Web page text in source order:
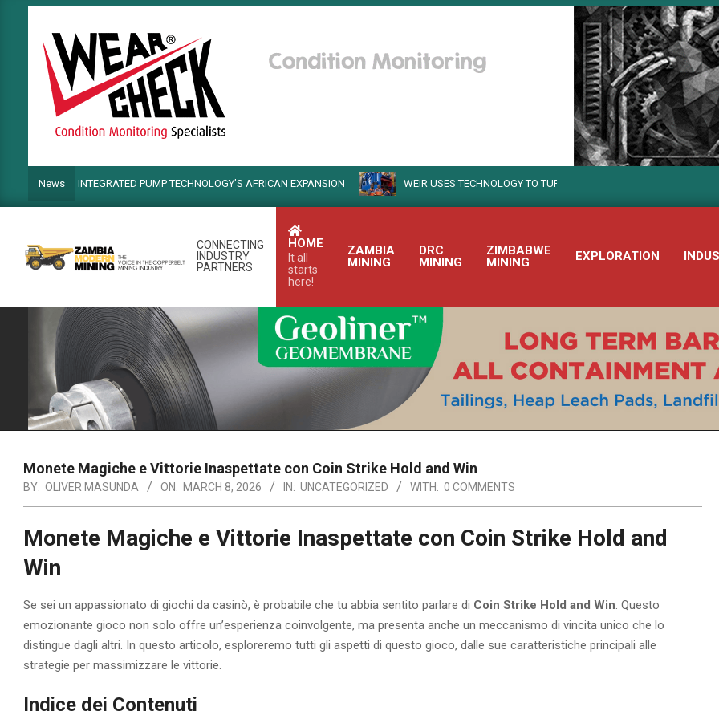
News
INTEGRATED PUMP TECHNOLOGY’S AFRICAN EXPANSION WEIR USES TECHNOLOGY TO TURN SUSTAINABLE MINING INTO REALITY
CONNECTING
INDUSTRY
PARTNERS
HOME
It all
starts
here!
ZAMBIA
MINING
DRC
MINING
ZIMBABWE
MINING
EXPLORATION
Monete Magiche e Vittorie Inaspettate con Coin Strike Hold and Win
BY: OLIVER MASUNDA ON: MARCH 8, 2026 IN: UNCATEGORIZED WITH: 0 COMMENTS
Monete Magiche e Vittorie Inaspettate con Coin Strike Hold and
Win
Se sei un appassionato di giochi da casinò, è probabile che tu abbia sentito parlare di Coin Strike Hold and Win. Questo
emozionante gioco non solo offre un’esperienza coinvolgente, ma presenta anche un meccanismo di vincita unico che lo
distingue dagli altri. In questo articolo, esploreremo tutti gli aspetti di questo gioco, dalle sue caratteristiche principali alle
strategie per massimizzare le vittorie.
Indice dei Contenuti